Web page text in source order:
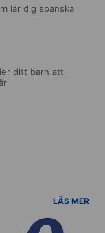
lär dig spanska
ditt barn att
LÄS MER